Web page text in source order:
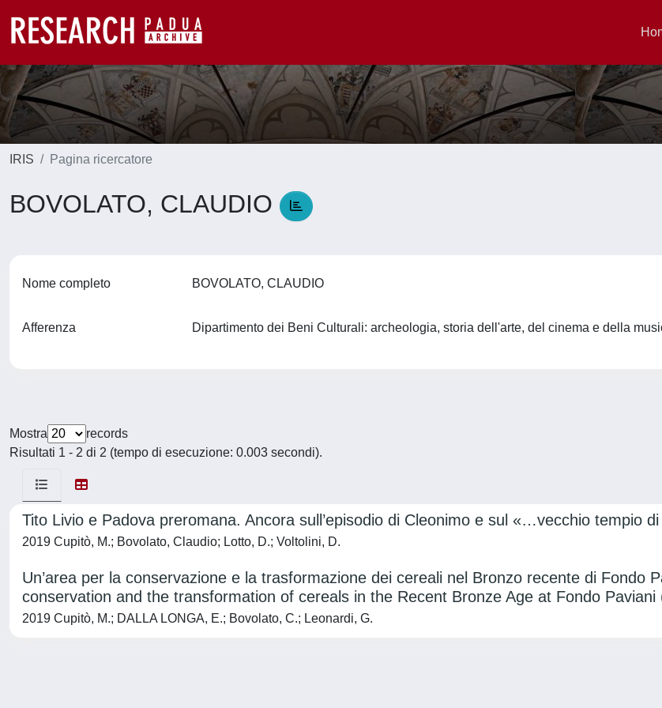
IRIS Pagina ricercatore
BOVOLATO, CLAUDIO
Nome completo BOVOLATO, CLAUDIO
Afferenza Dipartimento dei Beni Culturali: archeologia, storia dell'arte, del cinema e della
Mostra
records
Risultati 1 - 2 di 2 (tempo di esecuzione: 0.003 secondi).
Tito Livio e Padova preromana. Ancora sull’episodio di Cleonimo e sul «…vecchio tempio
2019 Cupitò, M.; Bovolato, Claudio; Lotto, D.; Voltolini, D.
Un’area per la conservazione e la trasformazione dei cereali nel Bronzo recente di Fondo
conservation and the transformation of cereals in the Recent Bronze Age at Fondo Paviani
2019 Cupitò, M.; DALLA LONGA, E.; Bovolato, C.; Leonardi, G.